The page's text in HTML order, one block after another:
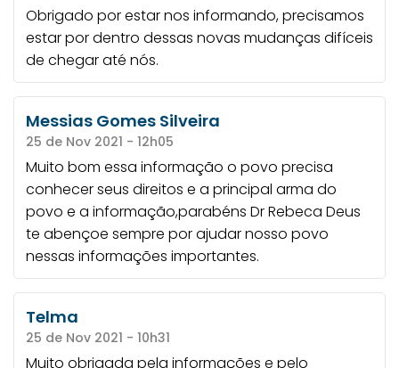
Obrigado por estar nos informando, precisamos
estar por dentro dessas novas mudanças difíceis
de chegar até nós.
Messias Gomes Silveira
25 de Nov 2021 - 12h05
Muito bom essa informação o povo precisa
conhecer seus direitos e a principal arma do
povo e a informação,parabéns Dr Rebeca Deus
te abençoe sempre por ajudar nosso povo
nessas informações importantes.
Telma
25 de Nov 2021 - 10h31
Muito obrigada pela informações e pelo